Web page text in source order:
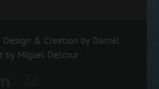
Design & Creation by Daniël
by Miguel Delcour